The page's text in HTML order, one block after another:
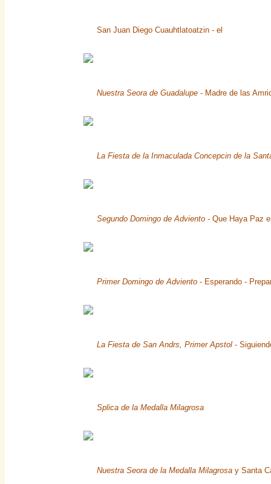
San Juan Diego Cuauhtlatoatzin - el
Nuestra Seora de Guadalupe - Madre de las
La Fiesta de la Inmaculada Concepcin de la
Segundo Domingo de Adviento - Que Haya Paz
Primer Domingo de Adviento - Esperando -
La Fiesta de San Andrs, Primer Apstol -
Splica de la Medalla Milagrosa
Nuestra Seora de la Medalla Milagrosa y Santa